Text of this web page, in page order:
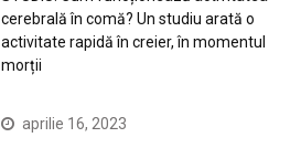
cerebrală în comă? Un studiu arată o
activitate rapidă în creier, în momentul
morții
aprilie 16, 2023